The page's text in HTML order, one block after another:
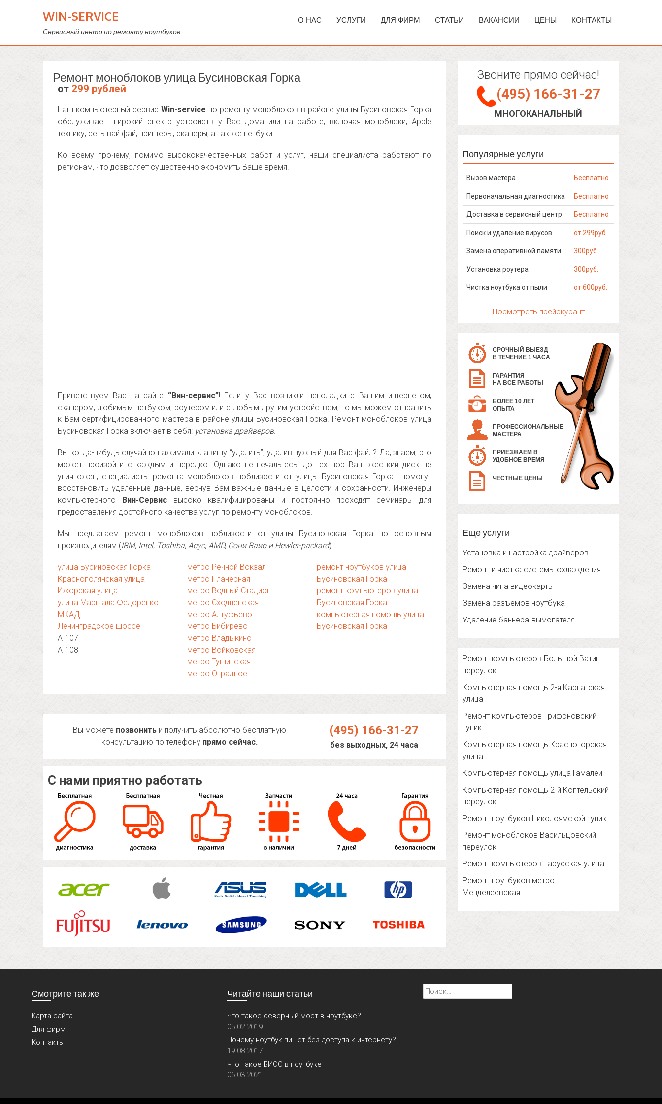
WIN-SERVICE
Сервисный центр по ремонту ноутбуков
О НАС УСЛУГИ ДЛЯ ФИРМ СТАТЬИ ВАКАНСИИ ЦЕНЫ КОНТАКТЫ
Ремонт моноблоков улица Бусиновская Горка
от 299 рублей
Наш компьютерный сервис Win-service по ремонту моноблоков в районе улицы Бусиновская Горка
обслуживает широкий спектр устройств у Вас дома или на работе, включая моноблоки, Apple
технику, сеть вай фай, принтеры, сканеры, а так же нетбуки.
Ко всему прочему, помимо высококачественных работ и услуг, наши специалиста работают по
регионам, что дозволяет существенно экономить Ваше время.
Приветствуем Вас на сайте “Вин-сервис”! Если у Вас возникли неполадки с Вашим интернетом,
сканером, любимым нетбуком, роутером или с любым другим устройством, то мы можем отправить
к Вам сертифицированного мастера в районе улицы Бусиновская Горка. Ремонт моноблоков улица
Бусиновская Горка включает в себя: установка драйверов.
Вы когда-нибудь случайно нажимали клавишу “удалить”, удалив нужный для Вас файл? Да, знаем, это
может произойти с каждым и нередко. Однако не печальтесь, до тех пор Ваш жесткий диск не
уничтожен, специалисты ремонта моноблоков поблизости от улицы Бусиновская Горка помогут
восстановить удаленные данные, вернув Вам важные данные в целости и сохранности. Инженеры
компьютерного Вин-Сервис высоко квалифицированы и постоянно проходят семинары для
предоставления достойного качества услуг по ремонту моноблоков.
Мы предлагаем ремонт моноблоков поблизости от улицы Бусиновская Горка по основным
производителям (IBM, Intel, Toshiba, Асус, AMD, Сони Ваио и Hewlet-packard).
улица Бусиновская Горка
Краснополянская улица
Ижорская улица
улица Маршала Федоренко
МКАД
Ленинградское шоссе
А-107
А-108
метро Речной Вокзал
метро Планерная
метро Водный Стадион
метро Сходненская
метро Алтуфьево
метро Бибирево
метро Владыкино
метро Войковская
метро Тушинская
метро Отрадное
ремонт ноутбуков улица
Бусиновская Горка
ремонт компьютеров улица
Бусиновская Горка
компьютерная помощь улица
Бусиновская Горка
Вы можете позвонить и получить абсолютно бесплатную
консультацию по телефону прямо сейчас.
(495) 166-31-27
без выходных, 24 часа
С нами приятно работать
Звоните прямо сейчас!
(495) 166-31-27
МНОГОКАНАЛЬНЫЙ
Популярные услуги
Вызов мастера Бесплатно
Первоначальная диагностика Бесплатно
Доставка в сервисный центр Бесплатно
Поиск и удаление вирусов от 299руб.
Замена оперативной памяти 300руб.
Установка роутера 300руб.
Чистка ноутбука от пыли от 600руб.
Посмотреть прейскурант
СРОЧНЫЙ ВЫЕЗД
В ТЕЧЕНИЕ 1 ЧАСА
ГАРАНТИЯ
НА ВСЕ РАБОТЫ
БОЛЕЕ 10 ЛЕТ
ОПЫТА
ПРОФЕССИОНАЛЬНЫЕ
МАСТЕРА
ПРИЕЗЖАЕМ В
УДОБНОЕ ВРЕМЯ
ЧЕСТНЫЕ ЦЕНЫ
Еще услуги
Установка и настройка драйверов
Ремонт и чистка системы охлаждения
Замена чипа видеокарты
Замена разъемов ноутбука
Удаление баннера-вымогателя
Ремонт компьютеров Большой Ватин
переулок
Компьютерная помощь 2-я Карпатская
улица
Ремонт компьютеров Трифоновский
тупик
Компьютерная помощь Красногорская
улица
Компьютерная помощь улица Гамалеи
Компьютерная помощь 2-й Коптельский
переулок
Ремонт ноутбуков Николоямской тупик
Ремонт моноблоков Васильцовский
переулок
Ремонт компьютеров Тарусская улица
Ремонт ноутбуков метро
Менделеевская
Смотрите так же
Карта сайта
Для фирм
Контакты
Читайте наши статьи
Что такое северный мост в ноутбуке?
05.02.2019
Почему ноутбук пишет без доступа к интернету?
19.08.2017
Что такое БИОС в ноутбуке
06.03.2021
Найти: